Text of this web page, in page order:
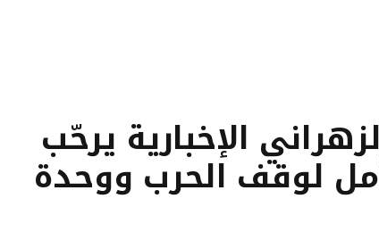
الإخبارية يرحّب
أمل لوقف الحرب ووحدة